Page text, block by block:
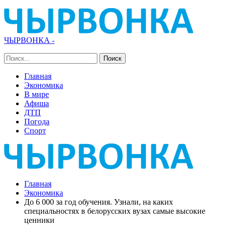
ЧЫРВОНКА -
Главная
Экономика
В мире
Афиша
ДТП
Погода
Спорт
Главная
Экономика
До 6 000 за год обучения. Узнали, на каких
специальностях в белорусских вузах самые высокие
ценники